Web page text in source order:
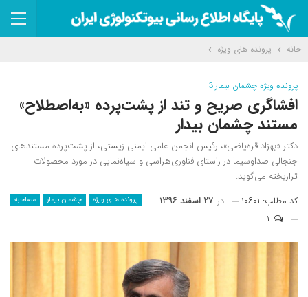
خانه پرونده های ویژه
پرونده ویژه چشمان بیمار-3
افشاگری صریح و تند از پشت‌پرده «به‌اصطلاح»
مستند چشمان بیدار
دکتر «بهزاد قره‌یاضی»، رئیس انجمن علمی ایمنی زیستی، از پشت‌پرده مستندهای
جنجالی صداوسیما در راستای فناوری‌هراسی و سیاه‌نمایی در مورد محصولات
تراریخته می‌گوید.
پرونده های ویژه چشمان بیمار مصاحبه کد مطلب: ۱۰۶۰۱ در ۲۷ اسفند ۱۳۹۶